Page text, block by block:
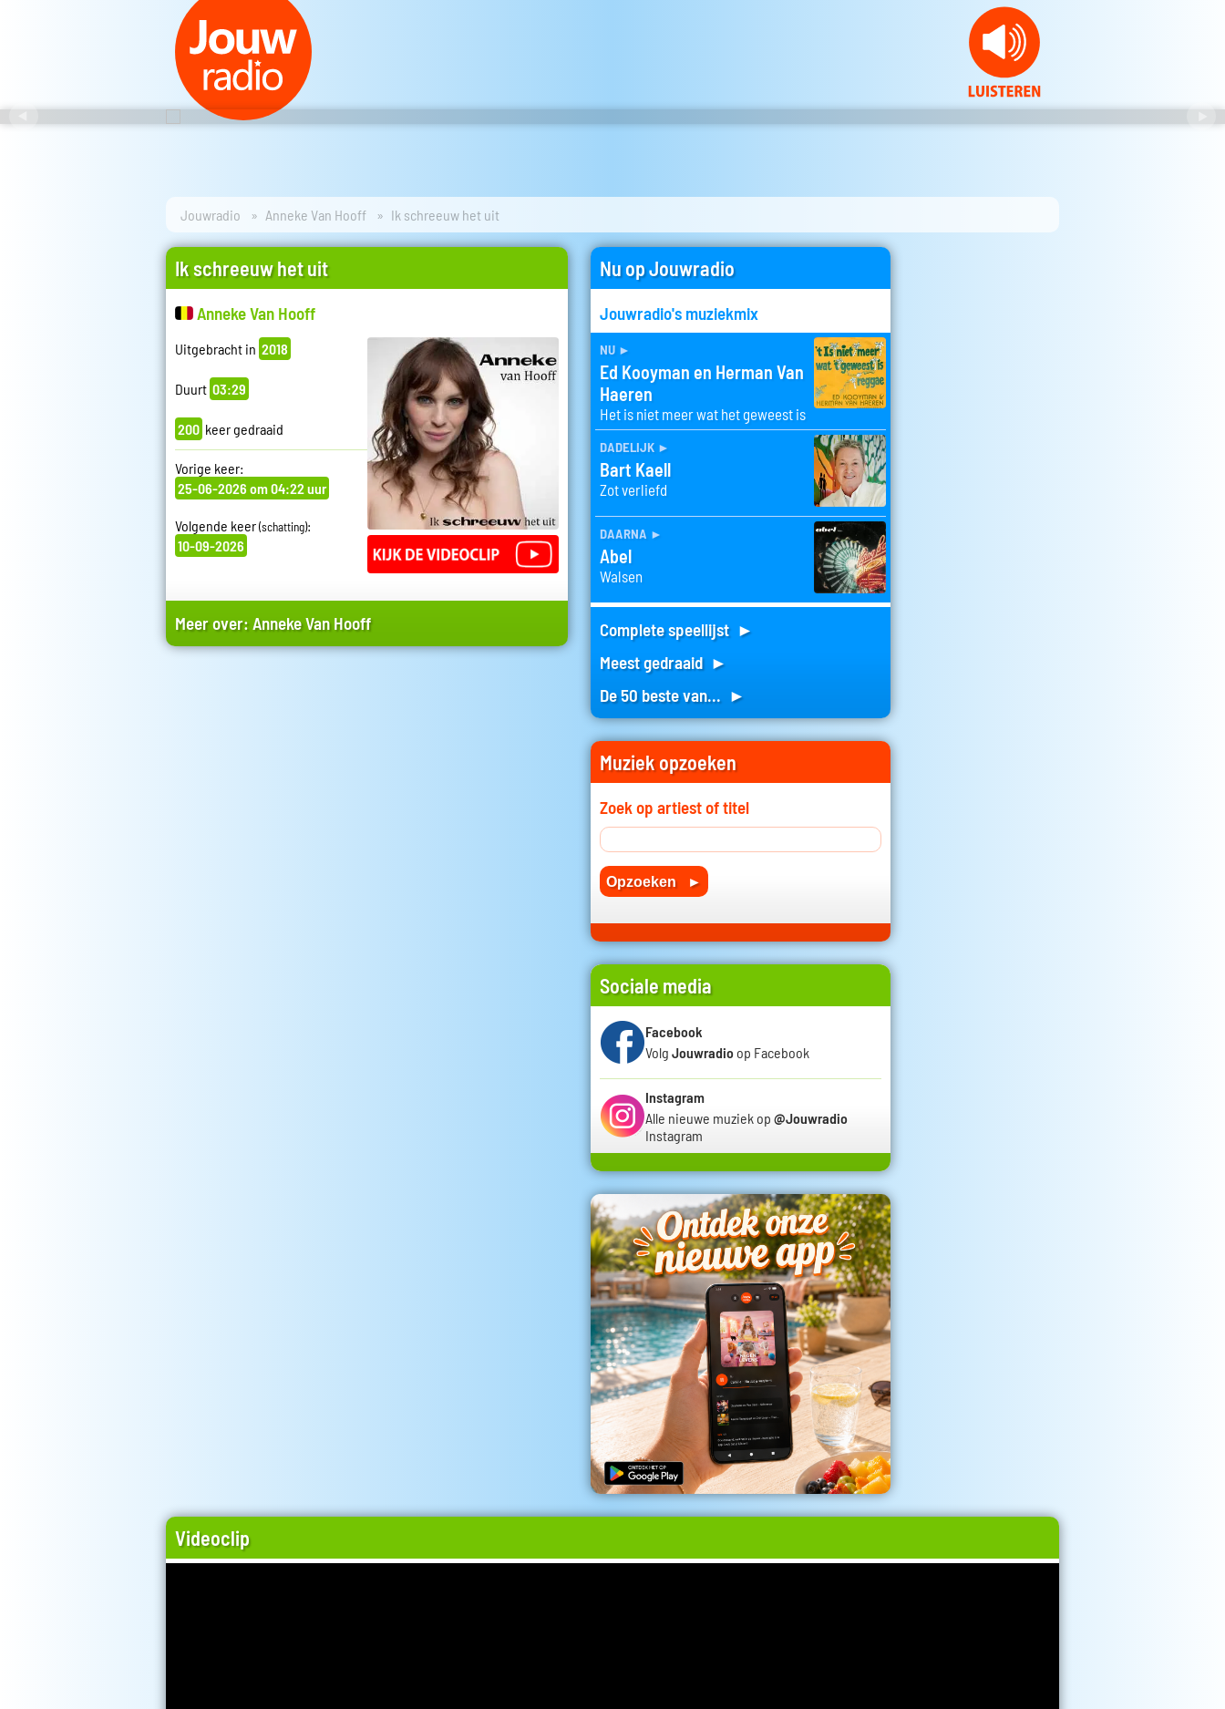
Jouwradio Anneke Van Hooff Ik schreeuw het uit
Ik schreeuw het uit
Anneke Van Hooff
Uitgebracht in 2018
Duurt 03:29
200 keer gedraaid
Vorige keer:
25-06-2026 om 04:22 uur
Volgende keer(schatting):
10-09-2026
Meer over:Anneke Van Hooff
Nu op Jouwradio
Jouwradio's muziekmix
nu ►
Ed Kooyman en Herman Van
Haeren
Het is niet meer wat het geweest is
dadelijk ►
Bart Kaell
Zot verliefd
daarna ►
Abel
Walsen
Complete speellijst ►
Meest gedraaid ►
De 50 beste van... ►
Muziek opzoeken
Zoek op artiest of titel
Sociale media
Facebook
Volg Jouwradio op Facebook
Instagram
Alle nieuwe muziek op @Jouwradio
Instagram
Videoclip